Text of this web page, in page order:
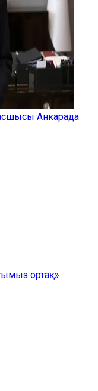
Анкарада
ортақ»